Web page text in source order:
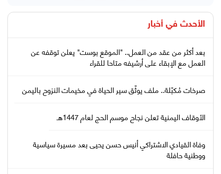
الأحدث في أخبار
بعد أكثر من عقد من العمل.. "الموقع بوست" يعلن توقفه عن
العمل مع الإبقاء على أرشيفه متاحا للقراء
صرخات مُكبّلة.. ملف يوثّق سير الحياة في مخيمات النزوح باليمن
الأوقاف اليمنية تعلن نجاح موسم الحج لعام 1447هـ
وفاة القيادي الاشتراكي أنيس حسن يحيى بعد مسيرة سياسية
ووطنية حافلة